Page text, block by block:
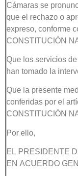
Cámaras se
que el rechazo o
expreso, conforme
CONSTITUCIÓN
Que los servicios
han tomado la
Que la presente
conferidas por el
CONSTITUCIÓN
Por ello,
EL PRESIDENTE
EN ACUERDO